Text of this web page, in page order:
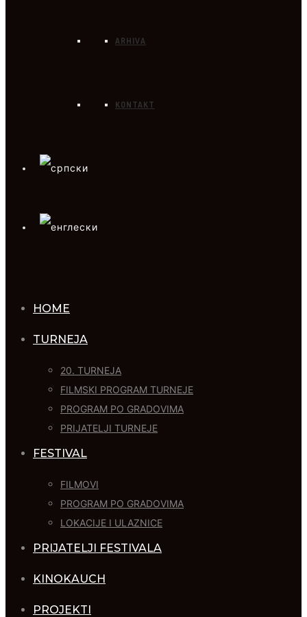
ARHIVA
KONTAKT
HOME
TURNEJA
20. TURNEJA
FILMSKI PROGRAM TURNEJE
PROGRAM PO GRADOVIMA
PRIJATELJI TURNEJE
FESTIVAL
FILMOVI
PROGRAM PO GRADOVIMA
LOKACIJE I ULAZNICE
PRIJATELJI FESTIVALA
KINOKAUCH
PROJEKTI